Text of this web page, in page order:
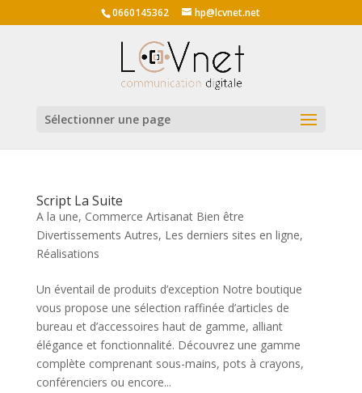
0660145362 hp@lcvnet.net
Sélectionner une page
Script La Suite
A la une, Commerce Artisanat Bien être
Divertissements Autres, Les derniers sites en ligne,
Réalisations
Un éventail de produits d’exception Notre boutique
vous propose une sélection raffinée d’articles de
bureau et d’accessoires haut de gamme, alliant
élégance et fonctionnalité. Découvrez une gamme
complète comprenant sous-mains, pots à crayons,
conférenciers ou encore...